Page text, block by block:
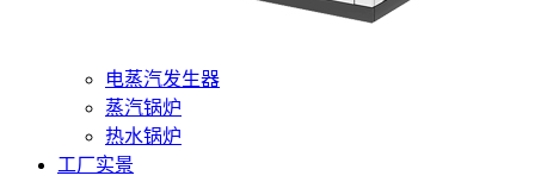
电蒸汽发生器
蒸汽锅炉
热水锅炉
工厂实景